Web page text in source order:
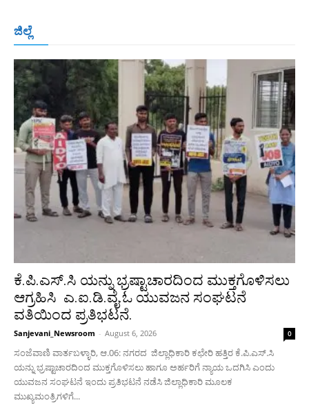
ಜಿಲ್ಲೆ
More
ಕೆ.ಪಿ.ಎಸ್.ಸಿ ಯನ್ನು ಭ್ರಷ್ಟಾಚಾರದಿಂದ ಮುಕ್ತಗೊಳಿಸಲು
ಆಗ್ರಹಿಸಿ ಎ.ಐ.ಡಿ.ವೈ.ಓ ಯುವಜನ ಸಂಘಟನೆ
ವತಿಯಿಂದ ಪ್ರತಿಭಟನೆ.
Sanjevani_Newsroom - August 6, 2026 0
ಸಂಜೆವಾಣಿ ವಾರ್ತಬಳ್ಳಾರಿ, ಆ.06: ನಗರದ ಜಿಲ್ಲಾಧಿಕಾರಿ ಕಛೇರಿ ಹತ್ತಿರ ಕೆ.ಪಿ.ಎಸ್.ಸಿ
ಯನ್ನು ಭ್ರಷ್ಟಾಚಾರದಿಂದ ಮುಕ್ತಗೊಳಿಸಲು ಹಾಗೂ ಅರ್ಹರಿಗೆ ನ್ಯಾಯ ಒದಗಿಸಿ ಎಂದು
ಯುವಜನ ಸಂಘಟನೆ ಇಂದು ಪ್ರತಿಭಟನೆ ನಡೆಸಿ ಜಿಲ್ಲಾಧಿಕಾರಿ ಮೂಲಕ
ಮುಖ್ಯಮಂತ್ರಿಗಳಿಗೆ...